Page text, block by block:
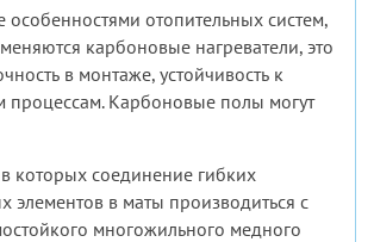
особенностями отопительных систем,
карбоновые нагреватели, это
в монтаже, устойчивость к
Карбоновые полы могут
которых соединение гибких
элементов в маты производиться с
многожильного медного